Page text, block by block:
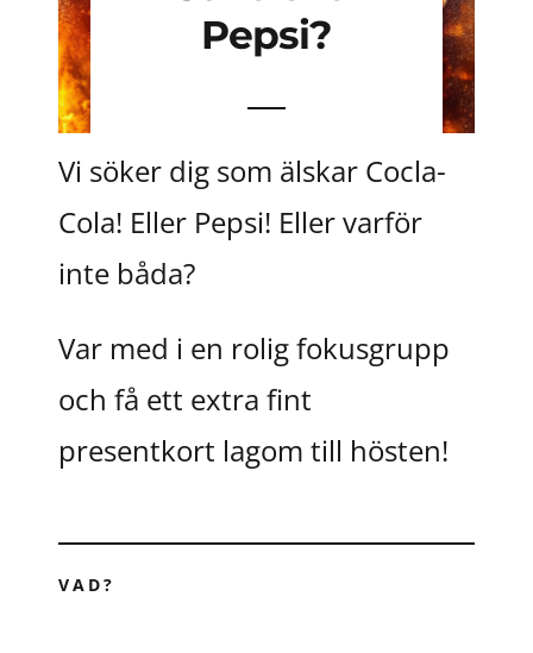
Contact
Pepsi?
Vi söker dig som älskar Cocla-
Cola! Eller Pepsi! Eller varför
inte båda?
Var med i en rolig fokusgrupp
och få ett extra fint
presentkort lagom till hösten!
VAD?